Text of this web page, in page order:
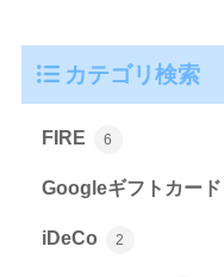
カテゴリ検索
FIRE 6
Googleギフトカード
iDeCo 2